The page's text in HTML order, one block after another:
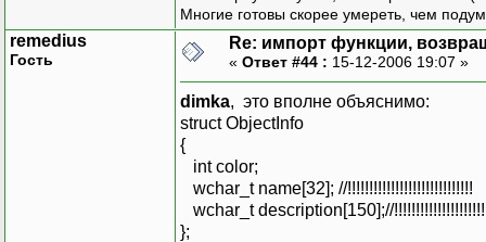
Многие готовы скорее умереть, чем
remedius
Гость
Re: импорт функции,
« Ответ #44 : 15-12-2006 19:07 »
dimka, это вполне объяснимо:
struct ObjectInfo
{
int color;
wchar_t name[32]; //!!!!!!!!!!!!!!!!!!!!!!!!!!!!!
wchar_t description[150];//
};